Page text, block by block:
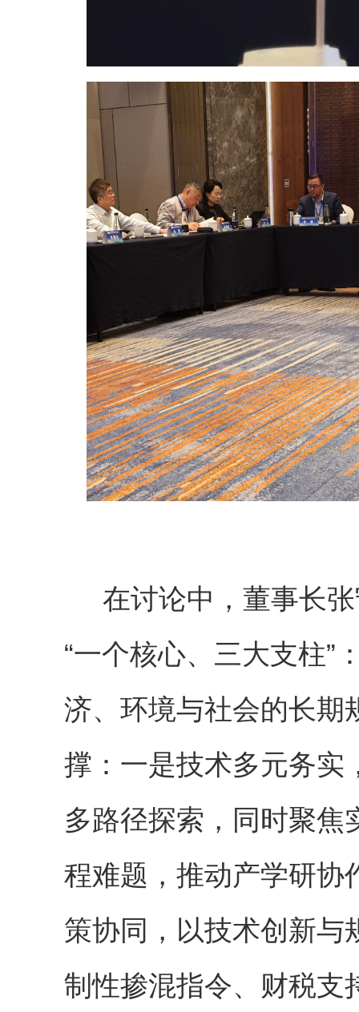
在讨论中，董事长
“一个核心、三大支柱”
济、环境与社会的长期
撑：一是技术多元务实
多路径探索，同时聚焦
程难题，推动产学研协
策协同，以技术创新与
制性掺混指令、财税支